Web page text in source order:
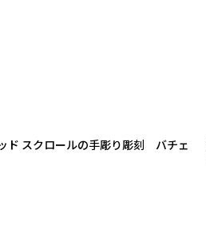
スクロールの手彫り彫刻 バチェ